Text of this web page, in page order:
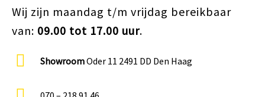
Wij zijn maandag t/m vrijdag bereikbaar
van: 09.00 tot 17.00 uur.
ShowroomOder 11 2491 DD Den Haag